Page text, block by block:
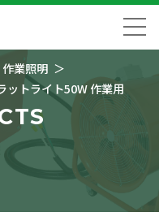
作業照明
ットライト50W 作業用